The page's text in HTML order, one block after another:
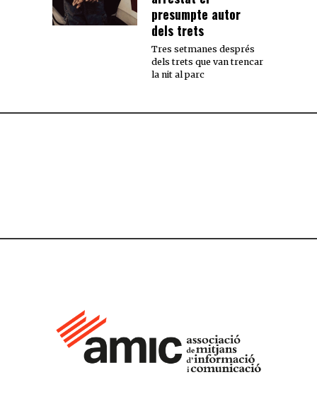
presumpte autor
dels trets
Tres setmanes després
dels trets que van trencar
la nit al parc